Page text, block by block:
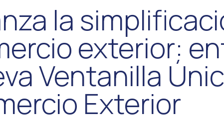
la
exterior:
Ventanilla
Exterior